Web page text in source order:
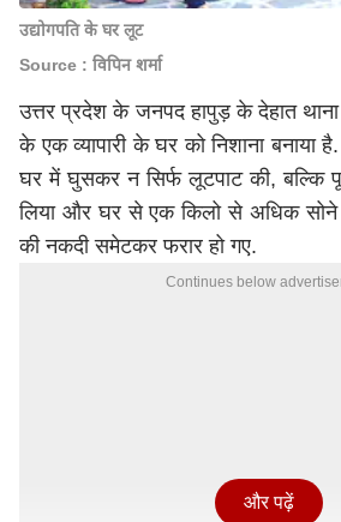
उद्योगपति के घर लूट
Source : विपिन शर्मा
उत्तर प्रदेश के जनपद हापुड़ के देहात थाना
के एक व्यापारी के घर को निशाना बनाया
घर में घुसकर न सिर्फ लूटपाट की, बल्कि
लिया और घर से एक किलो से अधिक
की नकदी समेटकर फरार हो गए.
Continues below
और पढ़ें